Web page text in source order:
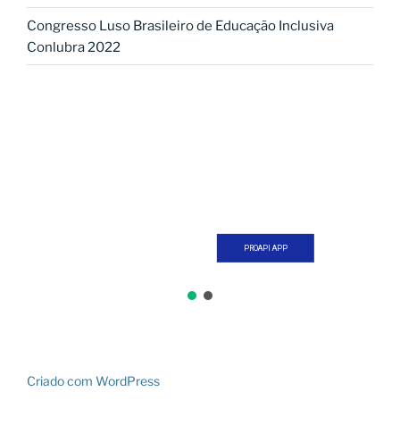
Congresso Luso Brasileiro de Educação Inclusiva
Conlubra 2022
PROAPI APP
Criado com WordPress